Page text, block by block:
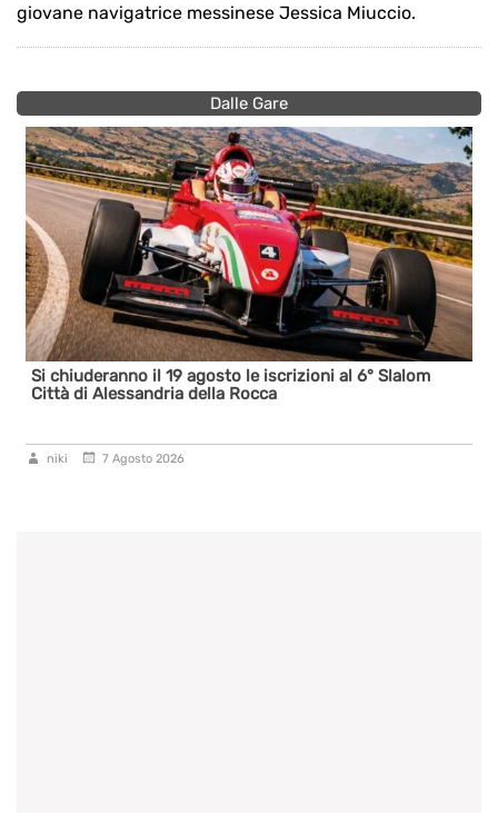
giovane navigatrice messinese Jessica Miuccio.
Dalle Gare
Si chiuderanno il 19 agosto le iscrizioni al 6° Slalom
Città di Alessandria della Rocca
niki 7 Agosto 2026